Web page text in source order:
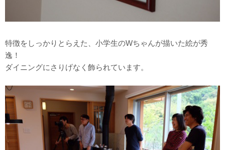
特徴をしっかりとらえた、小学生のWちゃんが描いた絵が秀
逸！
ダイニングにさりげなく飾られています。